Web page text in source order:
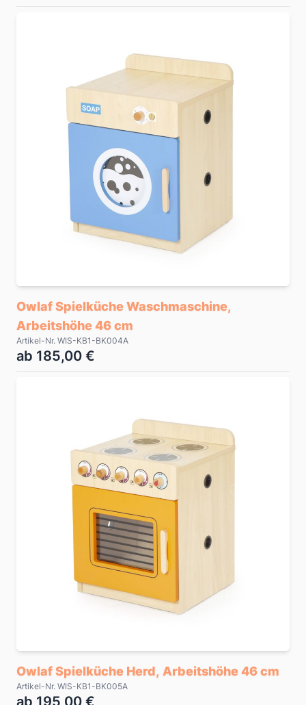
Owlaf Spielküche Waschmaschine,
Arbeitshöhe 46 cm
Artikel-Nr. WIS-KB1-BK004A
ab 185,00 €
Owlaf Spielküche Herd, Arbeitshöhe 46 cm
Artikel-Nr. WIS-KB1-BK005A
ab 195,00 €